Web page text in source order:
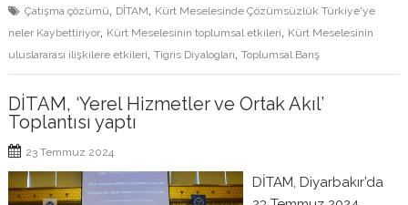
Çatışma çözümü, DİTAM, Kürt Meselesinde Çözümsüzlük Türkiye'ye
neler Kaybettiriyor, Kürt Meselesinin toplumsal etkileri, Kürt Meselesinin
uluslararası ilişkilere etkileri,Tigris Diyalogları,Toplumsal Barış
DİTAM, ‘Yerel Hizmetler ve Ortak Akıl’
Toplantısı yaptı
23 Temmuz 2024
DİTAM, Diyarbakır’da